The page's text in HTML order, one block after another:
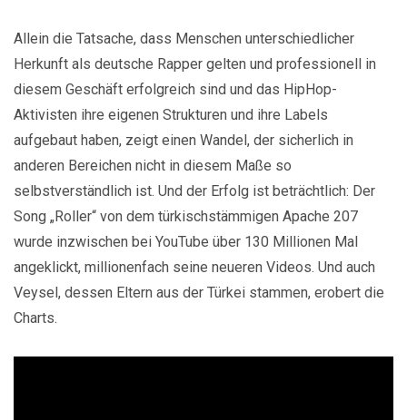
Allein die Tatsache, dass Menschen unterschiedlicher
Herkunft als deutsche Rapper gelten und professionell in
diesem Geschäft erfolgreich sind und das HipHop-
Aktivisten ihre eigenen Strukturen und ihre Labels
aufgebaut haben, zeigt einen Wandel, der sicherlich in
anderen Bereichen nicht in diesem Maße so
selbstverständlich ist. Und der Erfolg ist beträchtlich: Der
Song „Roller“ von dem türkischstämmigen Apache 207
wurde inzwischen bei YouTube über 130 Millionen Mal
angeklickt, millionenfach seine neueren Videos. Und auch
Veysel, dessen Eltern aus der Türkei stammen, erobert die
Charts.